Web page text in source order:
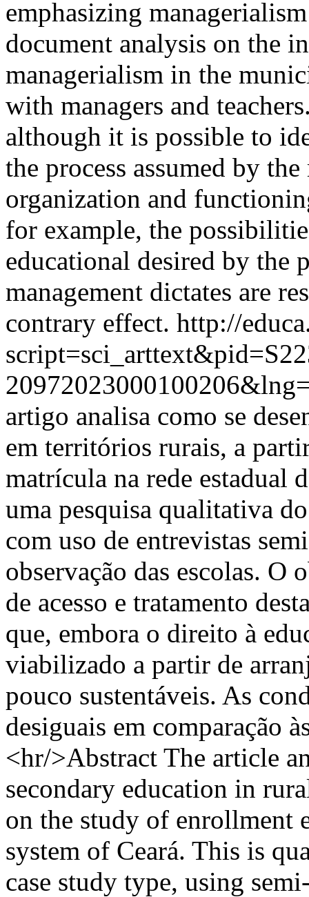
emphasizing
document analysis on the
managerialism in the
with managers and
although it is possible to
the process assumed by
organization and
for example, the
educational desired by the
management dictates are
contrary effect. http://
artigo analisa como se
em territórios rurais, a
matrícula na rede estadual
uma pesquisa qualitativa
com uso de entrevistas
observação das escolas. O
de acesso e tratamento
que, embora o direito à
viabilizado a partir de
pouco sustentáveis. As
desiguais em comparação
<hr/>Abstract The article
secondary education in
on the study of enrollment
system of Ceará. This is
case study type, using